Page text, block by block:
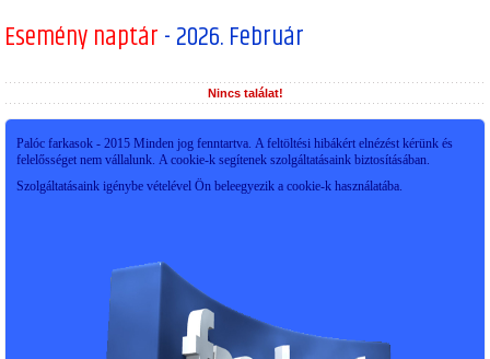
Esemény naptár- 2026. Február
Nincs találat!
Palóc farkasok - 2015 Minden jog fenntartva. A feltöltési hibákért elnézést kérünk és
felelősséget nem vállalunk. A cookie-k segítenek szolgáltatásaink biztosításában.
Szolgáltatásaink igénybe vételével Ön beleegyezik a cookie-k használatába.